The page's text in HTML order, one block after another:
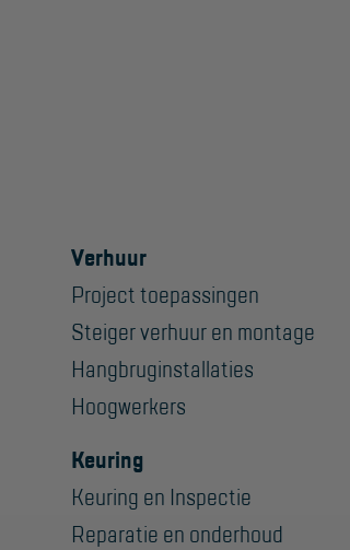
Verhuur
Project toepassingen
Steiger verhuur en montage
Hangbruginstallaties
Hoogwerkers
Keuring
Keuring en Inspectie
Reparatie en onderhoud